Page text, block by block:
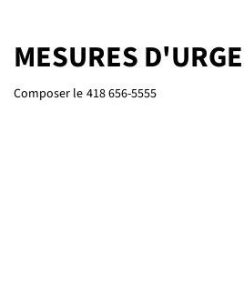
MESURES
Composer le 418 656-5555